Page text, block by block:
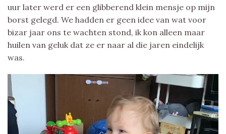
uur later werd er een glibberend klein mensje op mijn
borst gelegd. We hadden er geen idee van wat voor
bizar jaar ons te wachten stond, ik kon alleen maar
huilen van geluk dat ze er naar al die jaren eindelijk
was.